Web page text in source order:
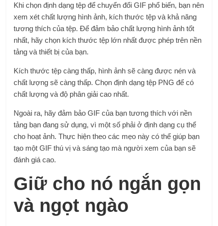
Khi chọn định dạng tệp để chuyển đổi GIF phổ biến, bạn nên
xem xét chất lượng hình ảnh, kích thước tệp và khả năng
tương thích của tệp. Để đảm bảo chất lượng hình ảnh tốt
nhất, hãy chọn kích thước tệp lớn nhất được phép trên nền
tảng và thiết bị của bạn.
Kích thước tệp càng thấp, hình ảnh sẽ càng được nén và
chất lượng sẽ càng thấp. Chọn định dạng tệp PNG để có
chất lượng và độ phân giải cao nhất.
Ngoài ra, hãy đảm bảo GIF của bạn tương thích với nền
tảng bạn đang sử dụng, vì một số phải ở định dạng cụ thể
cho hoạt ảnh. Thực hiện theo các mẹo này có thể giúp bạn
tạo một GIF thú vị và sáng tạo mà người xem của bạn sẽ
đánh giá cao.
Giữ cho nó ngắn gọn
và ngọt ngào